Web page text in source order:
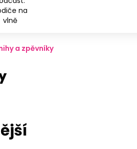
na
vlně
a zpěvníky